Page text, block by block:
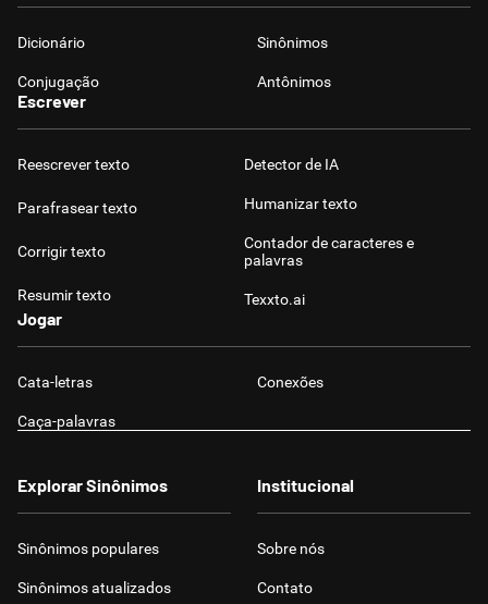
Dicionário Sinônimos
Conjugação Antônimos
Escrever
Reescrever texto
Parafrasear texto
Corrigir texto
Resumir texto
Detector de IA
Humanizar texto
Contador de caracteres e
palavras
Texxto.ai
Jogar
Cata-letras Conexões
Caça-palavras
Explorar Sinônimos
Sinônimos populares
Sinônimos atualizados
Institucional
Sobre nós
Contato